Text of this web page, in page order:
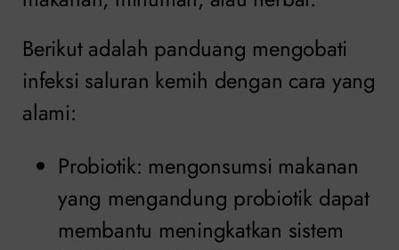
Berikut adalah panduang mengobati
infeksi saluran kemih dengan cara yang
alami:
Probiotik: mengonsumsi makanan
yang mengandung probiotik dapat
membantu meningkatkan sistem